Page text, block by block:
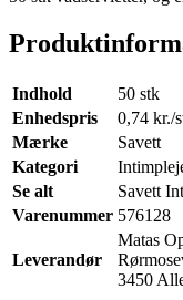
Indhold
50 stk
Enhedspris
0,74 kr./
Mærke
Savett
Kategori
Se alt
Savett
Varenummer 576128
Leverandør
Matas
3450